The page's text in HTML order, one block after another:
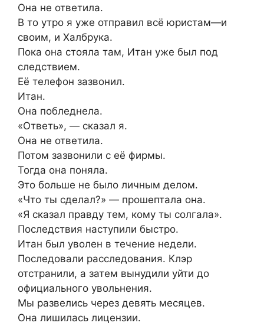
Она не ответила.
В то утро я уже отправил всё юристам—и
своим, и Халбрука.
Пока она стояла там, Итан уже был под
следствием.
Её телефон зазвонил.
Итан.
Она побледнела.
«Ответь», — сказал я.
Она не ответила.
Потом зазвонили с её фирмы.
Тогда она поняла.
Это больше не было личным делом.
«Что ты сделал?» — прошептала она.
«Я сказал правду тем, кому ты солгала».
Последствия наступили быстро.
Итан был уволен в течение недели.
Последовали расследования. Клэр
отстранили, а затем вынудили уйти до
официального увольнения.
Мы развелись через девять месяцев.
Она лишилась лицензии.